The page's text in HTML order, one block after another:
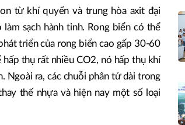
từ khí quyển và trung hòa axit đại
sạch hành tinh. Rong biển có thể
triển của rong biển cao gấp 30-60
thụ rất nhiều CO2, nó hấp thụ khí
Ngoài ra, các chuỗi phân tử dài trong
thế nhựa và hiện nay một số loại